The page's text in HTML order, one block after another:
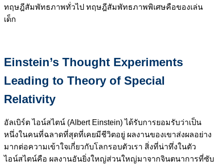
ทฤษฎีสัมพัทธภาพทั่วไป ทฤษฎีสัมพัทธภาพพิเศษคือของเล่น
เด็ก
Einstein’s Thought Experiments
Leading to Theory of Special
Relativity
อัลเบิร์ต ไอน์สไตน์ (Albert Einstein) ได้รับการยอมรับว่าเป็น
หนึ่งในคนที่ฉลาดที่สุดที่เคยมีชีวิตอยู่ ผลงานของเขาส่งผลอย่าง
มากต่อความเข้าใจเกี่ยวกับโลกรอบตัวเรา สิ่งที่น่าทึ่งในตัว
ไอน์สไตน์คือ ผลงานอันยิ่งใหญ่ส่วนใหญ่มาจากจินตนาการที่ซับ